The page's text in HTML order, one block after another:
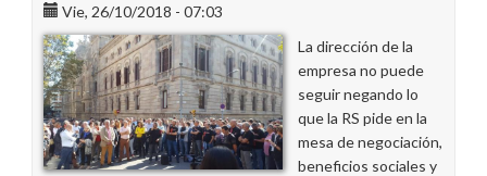
rechazo
a
las
políticas
de
la
dirección
Vie, 26/10/2018 - 07:03
La dirección de la
empresa no puede
seguir negando lo
que la RS pide en la
mesa de negociación,
beneficios sociales y